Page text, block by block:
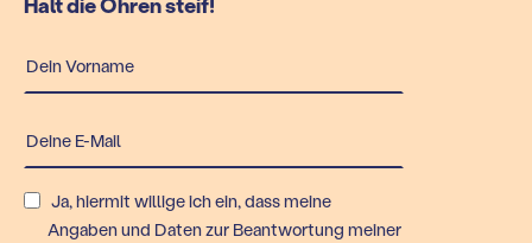
Ja, hiermit willige ich ein, dass meine
Angaben und Daten zur Beantwortung meiner